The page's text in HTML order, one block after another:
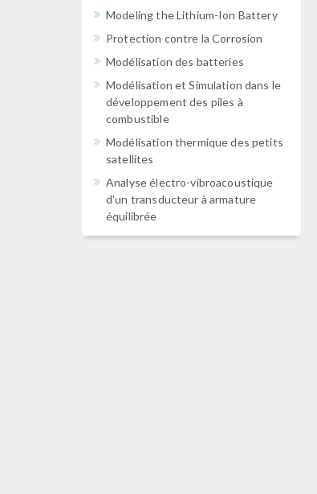
Modeling the Lithium-Ion Battery
Protection contre la Corrosion
Modélisation des batteries
Modélisation et Simulation dans le
développement des piles à
combustible
Modélisation thermique des petits
satellites
Analyse électro-vibroacoustique
d'un transducteur à armature
équilibrée